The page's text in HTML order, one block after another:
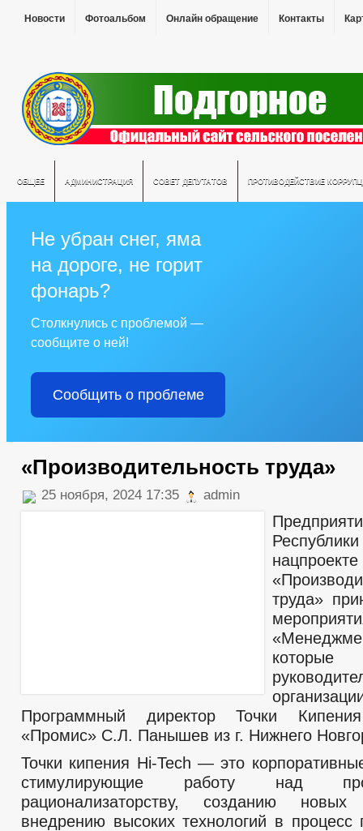
Новости Фотоальбом Онлайн обращение Контакты
ОБЩЕЕ АДМИНИСТРАЦИЯ СОВЕТ ДЕПУТАТОВ ПРОТИВОДЕЙСТВИЕ
Не убран снег, яма
на дороге, не горит
фонарь?
Столкнулись с проблемой —
сообщите о ней!
Сообщить о проблеме
«Производительность труда»
25 ноября, 2024 17:35 admin
нацпроекте
труда»
Программный директор Точки
«Промис» С.Л. Панышев из г. Нижнего
Точки кипения Hi-Tech — это
стимулирующие работу над
рационализаторству, созданию
внедрению высоких технологий в процесс